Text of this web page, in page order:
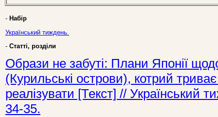
- Набір
Український тиждень.
- Статті, розділи
Образи не забуті: Плани Японії
(Курильські острови), котрий
реалізувати [Текст] //
34-35.